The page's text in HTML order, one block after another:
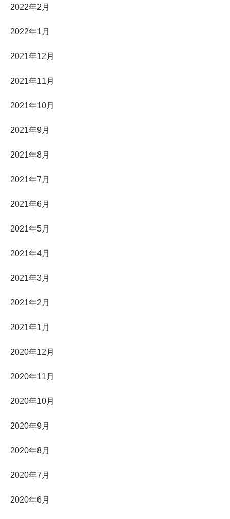
2022年2月
2022年1月
2021年12月
2021年11月
2021年10月
2021年9月
2021年8月
2021年7月
2021年6月
2021年5月
2021年4月
2021年3月
2021年2月
2021年1月
2020年12月
2020年11月
2020年10月
2020年9月
2020年8月
2020年7月
2020年6月